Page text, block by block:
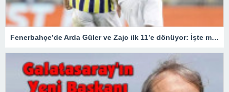
Fenerbahçe’de Arda Güler ve Zajc ilk 11’e dönüyor: İşte muhtemel 11